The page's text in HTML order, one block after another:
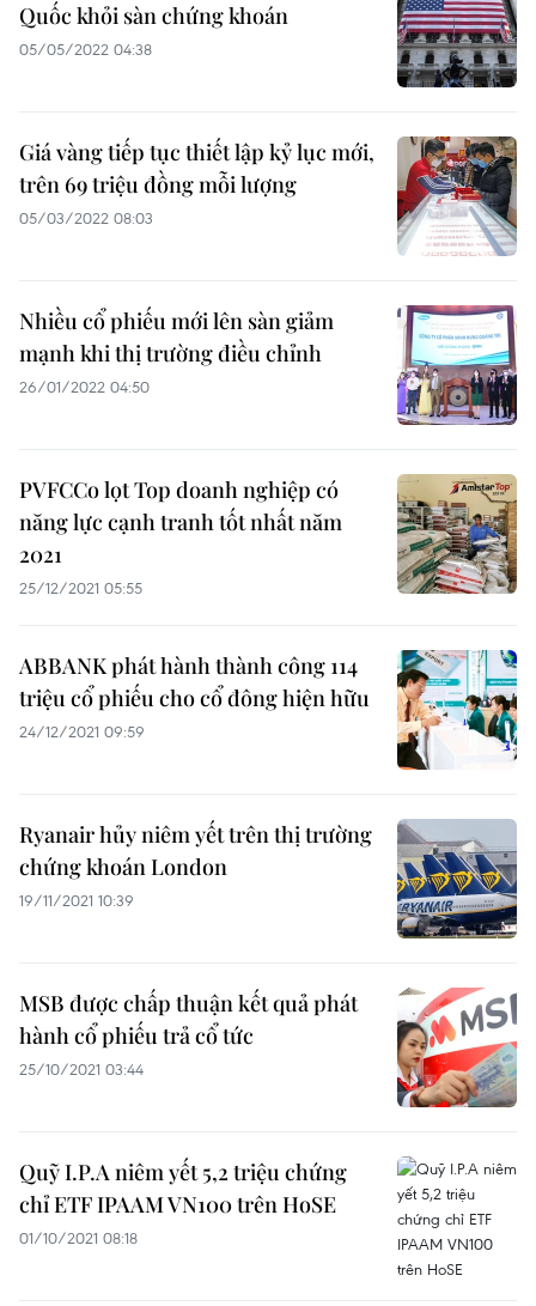
Quốc khỏi sàn chứng khoán
05/05/2022 04:38
Giá vàng tiếp tục thiết lập kỷ lục mới,
trên 69 triệu đồng mỗi lượng
05/03/2022 08:03
Nhiều cổ phiếu mới lên sàn giảm
mạnh khi thị trường điều chỉnh
26/01/2022 04:50
PVFCCo lọt Top doanh nghiệp có
năng lực cạnh tranh tốt nhất năm
2021
25/12/2021 05:55
ABBANK phát hành thành công 114
triệu cổ phiếu cho cổ đông hiện hữu
24/12/2021 09:59
Ryanair hủy niêm yết trên thị trường
chứng khoán London
19/11/2021 10:39
MSB được chấp thuận kết quả phát
hành cổ phiếu trả cổ tức
25/10/2021 03:44
Quỹ I.P.A niêm yết 5,2 triệu chứng
chỉ ETF IPAAM VN100 trên HoSE
01/10/2021 08:18